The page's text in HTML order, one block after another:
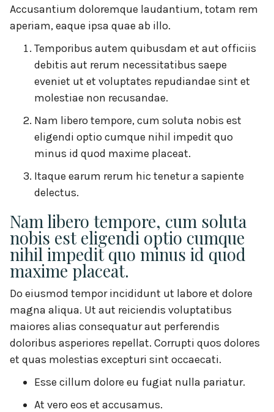
Accusantium doloremque laudantium, totam rem
aperiam, eaque ipsa quae ab illo.
Temporibus autem quibusdam et aut officiis
debitis aut rerum necessitatibus saepe
eveniet ut et voluptates repudiandae sint et
molestiae non recusandae.
Nam libero tempore, cum soluta nobis est
eligendi optio cumque nihil impedit quo
minus id quod maxime placeat.
Itaque earum rerum hic tenetur a sapiente
delectus.
Nam libero tempore, cum soluta
nobis est eligendi optio cumque
nihil impedit quo minus id quod
maxime placeat.
Do eiusmod tempor incididunt ut labore et dolore
magna aliqua. Ut aut reiciendis voluptatibus
maiores alias consequatur aut perferendis
doloribus asperiores repellat. Corrupti quos dolores
et quas molestias excepturi sint occaecati.
Esse cillum dolore eu fugiat nulla pariatur.
At vero eos et accusamus.